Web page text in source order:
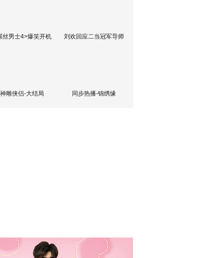
丝男士4>爆笑开机 刘欢回应二当冠军导师
神雕侠侣-大结局 同步热播-锦绣缘